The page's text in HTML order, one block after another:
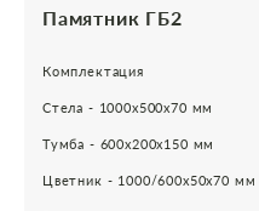
Памятник ГБ2
Комплектация
Стела - 1000х500х70 мм
Тумба - 600х200х150 мм
Цветник - 1000/600х50х70 мм